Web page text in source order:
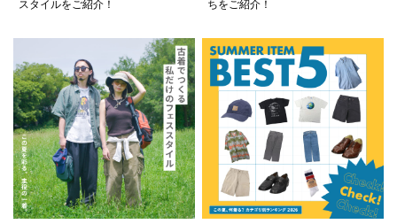
スタイルをご紹介！
ちをご紹介！